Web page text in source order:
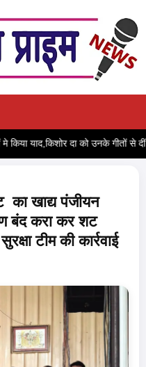
याद,किशोर दा को उनके गीतों से
का खाद्य पंजीयन
बंद करा कर शट
टीम की कार्रवाई